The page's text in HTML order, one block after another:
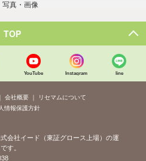
写真・画像
TOP
YouTube Instagram line
会社概要
リセマムについて
情報保護方針
会社イード（東証グロース上場）の運
す。